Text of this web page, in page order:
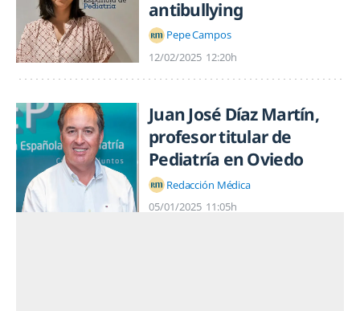
antibullying
Pepe Campos
12/02/2025 12:20h
Juan José Díaz Martín,
profesor titular de
Pediatría en Oviedo
Redacción Médica
05/01/2025 11:05h